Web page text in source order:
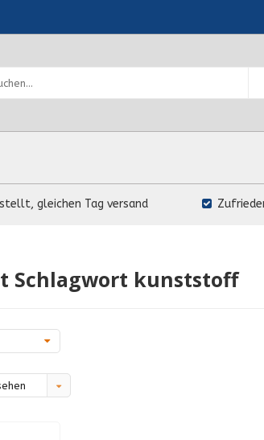
gleichen Tag versand
Schlagwort kunststoff